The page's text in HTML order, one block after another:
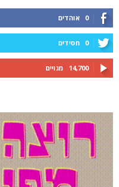
0 אוהדים
0 חסידים
14,700 מנויים